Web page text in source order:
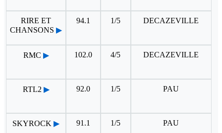
RIRE ET
CHANSONS ▶
94.1 1/5 DECAZEVILLE
RMC ▶ 102.0 4/5 DECAZEVILLE
RTL2 ▶ 92.0 1/5 PAU
SKYROCK ▶ 91.1 1/5 PAU